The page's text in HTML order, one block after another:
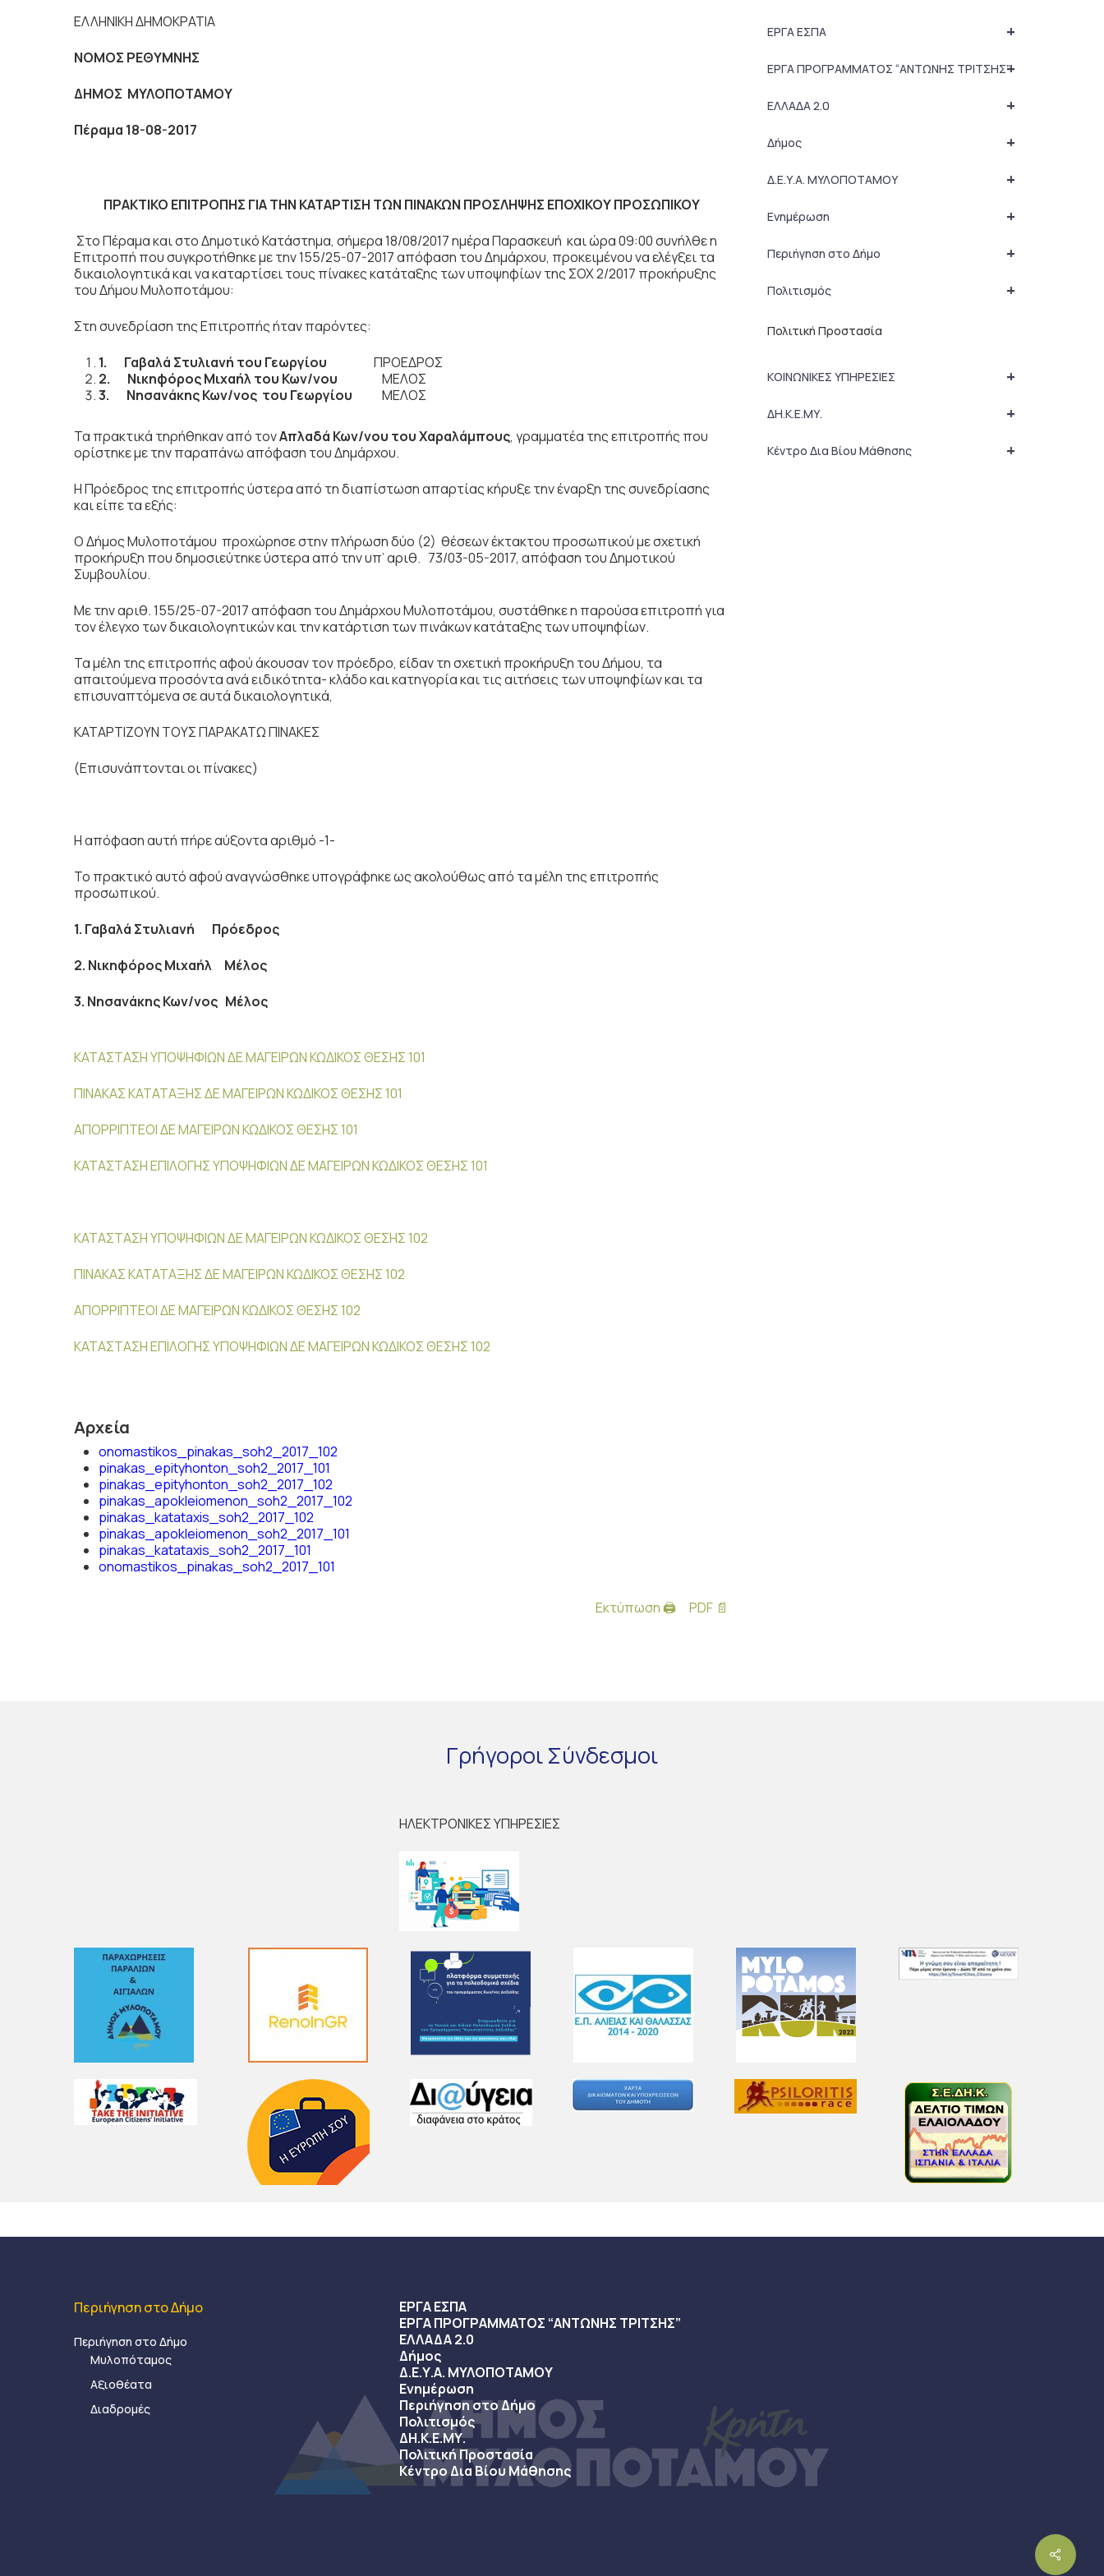
ΕΛΛΗΝΙΚΗ ΔΗΜΟΚΡΑΤΙΑ
ΝΟΜΟΣ ΡΕΘΥΜΝΗΣ
ΔΗΜΟΣ ΜΥΛΟΠΟΤΑΜΟΥ
Πέραμα 18-08-2017
ΠΡΑΚΤΙΚΟ ΕΠΙΤΡΟΠΗΣ ΓΙΑ ΤΗΝ ΚΑΤΑΡΤΙΣΗ ΤΩΝ ΠΙΝΑΚΩΝ ΠΡΟΣΛΗΨΗΣ ΕΠΟΧΙΚΟΥ ΠΡΟΣΩΠΙΚΟΥ
Στo Πέραμα και στο Δημοτικό Κατάστημα, σήμερα 18/08/2017 ημέρα Παρασκευή και ώρα 09:00 συνήλθε η
Επιτροπή που συγκροτήθηκε με την 155/25-07-2017 απόφαση του Δημάρχου, προκειμένου να ελέγξει τα
δικαιολογητικά και να καταρτίσει τους πίνακες κατάταξης των υποψηφίων της ΣΟΧ 2/2017 προκήρυξης
του Δήμου Μυλοποτάμου:
Στη συνεδρίαση της Επιτροπής ήταν παρόντες:
1. Γαβαλά Στυλιανή του Γεωργίου ΠΡΟΕΔΡΟΣ
2. Νικηφόρος Μιχαήλ του Κων/νου ΜΕΛΟΣ
3. Νησανάκης Κων/νος του Γεωργίου ΜΕΛΟΣ
Τα πρακτικά τηρήθηκαν από τονΑπλαδά Κων/νου του Χαραλάμπους, γραμματέα της επιτροπής που
ορίστηκε με την παραπάνω απόφαση του Δημάρχου.
Η Πρόεδρος της επιτροπής ύστερα από τη διαπίστωση απαρτίας κήρυξε την έναρξη της συνεδρίασης
και είπε τα εξής:
Ο Δήμος Μυλοποτάμου προχώρησε στην πλήρωση δύο (2) θέσεων έκτακτου προσωπικού με σχετική
προκήρυξη που δημοσιεύτηκε ύστερα από την υπ’ αριθ. 73/03-05-2017, απόφαση του Δημοτικού
Συμβουλίου.
Με την αριθ. 155/25-07-2017 απόφαση του Δημάρχου Μυλοποτάμου, συστάθηκε η παρούσα επιτροπή για
τον έλεγχο των δικαιολογητικών και την κατάρτιση των πινάκων κατάταξης των υποψηφίων.
Τα μέλη της επιτροπής αφού άκουσαν τον πρόεδρο, είδαν τη σχετική προκήρυξη του Δήμου, τα
απαιτούμενα προσόντα ανά ειδικότητα- κλάδο και κατηγορία και τις αιτήσεις των υποψηφίων και τα
επισυναπτόμενα σε αυτά δικαιολογητικά,
ΚΑΤΑΡΤΙΖΟΥΝ ΤΟΥΣ ΠΑΡΑΚΑΤΩ ΠΙΝΑΚΕΣ
(Επισυνάπτονται οι πίνακες)
Η απόφαση αυτή πήρε αύξοντα αριθμό -1-
Το πρακτικό αυτό αφού αναγνώσθηκε υπογράφηκε ως ακολούθως από τα μέλη της επιτροπής
προσωπικού.
1. Γαβαλά Στυλιανή Πρόεδρος
2. Νικηφόρος Μιχαήλ Μέλος
3. Νησανάκης Κων/νος Μέλος
ΚΑΤΑΣΤΑΣΗ ΥΠΟΨΗΦΙΩΝ ΔΕ ΜΑΓΕΙΡΩΝ ΚΩΔΙΚΟΣ ΘΕΣΗΣ 101
ΠΙΝΑΚΑΣ ΚΑΤΑΤΑΞΗΣ ΔΕ ΜΑΓΕΙΡΩΝ ΚΩΔΙΚΟΣ ΘΕΣΗΣ 101
ΑΠΟΡΡΙΠΤΕΟΙ ΔΕ ΜΑΓΕΙΡΩΝ ΚΩΔΙΚΟΣ ΘΕΣΗΣ 101
ΚΑΤΑΣΤΑΣΗ ΕΠΙΛΟΓΗΣ ΥΠΟΨΗΦΙΩΝ ΔΕ ΜΑΓΕΙΡΩΝ ΚΩΔΙΚΟΣ ΘΕΣΗΣ 101
ΚΑΤΑΣΤΑΣΗ ΥΠΟΨΗΦΙΩΝ ΔΕ ΜΑΓΕΙΡΩΝ ΚΩΔΙΚΟΣ ΘΕΣΗΣ 102
ΠΙΝΑΚΑΣ ΚΑΤΑΤΑΞΗΣ ΔΕ ΜΑΓΕΙΡΩΝ ΚΩΔΙΚΟΣ ΘΕΣΗΣ 102
ΑΠΟΡΡΙΠΤΕΟΙ ΔΕ ΜΑΓΕΙΡΩΝ ΚΩΔΙΚΟΣ ΘΕΣΗΣ 102
ΚΑΤΑΣΤΑΣΗ ΕΠΙΛΟΓΗΣ ΥΠΟΨΗΦΙΩΝ ΔΕ ΜΑΓΕΙΡΩΝ ΚΩΔΙΚΟΣ ΘΕΣΗΣ 102
Αρχεία
onomastikos_pinakas_soh2_2017_102
pinakas_epityhonton_soh2_2017_101
pinakas_epityhonton_soh2_2017_102
pinakas_apokleiomenon_soh2_2017_102
pinakas_katataxis_soh2_2017_102
pinakas_apokleiomenon_soh2_2017_101
pinakas_katataxis_soh2_2017_101
onomastikos_pinakas_soh2_2017_101
Εκτύπωση 🖨 PDF 📄
+
ΕΡΓΑ ΕΣΠΑ
+
ΕΡΓΑ ΠΡΟΓΡΑΜΜΑΤΟΣ “ΑΝΤΩΝΗΣ ΤΡΙΤΣΗΣ”
+
ΕΛΛΑΔΑ 2.0
+
Δήμος
+
Δ.Ε.Υ.Α. ΜΥΛΟΠΟΤΑΜΟΥ
+
Ενημέρωση
+
Περιήγηση στο Δήμο
+
Πολιτισμός
Πολιτική Προστασία
+
ΚΟΙΝΩΝΙΚΕΣ ΥΠΗΡΕΣΙΕΣ
+
ΔΗ.Κ.Ε.ΜΥ.
+
Κέντρο Δια Βίου Μάθησης
ΓρήγοροιΣύνδεσμοι
ΗΛΕΚΤΡΟΝΙΚΕΣ ΥΠΗΡΕΣΙΕΣ
Περιήγηση στο Δήμο
Περιήγηση στο Δήμο
Μυλοπόταμος
Αξιοθέατα
Διαδρομές
ΕΡΓΑ ΕΣΠΑ
ΕΡΓΑ ΠΡΟΓΡΑΜΜΑΤΟΣ “ΑΝΤΩΝΗΣ ΤΡΙΤΣΗΣ”
ΕΛΛΑΔΑ 2.0
Δήμος
Δ.Ε.Υ.Α. ΜΥΛΟΠΟΤΑΜΟΥ
Ενημέρωση
Περιήγηση στο Δήμο
Πολιτισμός
ΔΗ.Κ.Ε.ΜΥ.
Πολιτική Προστασία
Κέντρο Δια Βίου Μάθησης